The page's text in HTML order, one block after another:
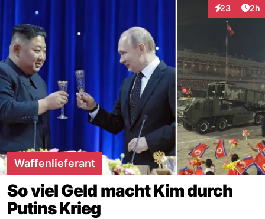
23
Interaktionen
2h
Waffenlieferant
So viel Geld macht Kim durch
Putins Krieg